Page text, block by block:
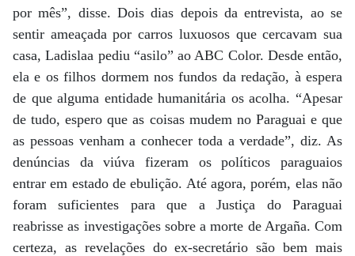
por mês”, disse. Dois dias depois da entrevista, ao se
sentir ameaçada por carros luxuosos que cercavam sua
casa, Ladislaa pediu “asilo” ao ABC Color. Desde então,
ela e os filhos dormem nos fundos da redação, à espera
de que alguma entidade humanitária os acolha. “Apesar
de tudo, espero que as coisas mudem no Paraguai e que
as pessoas venham a conhecer toda a verdade”, diz. As
denúncias da viúva fizeram os políticos paraguaios
entrar em estado de ebulição. Até agora, porém, elas não
foram suficientes para que a Justiça do Paraguai
reabrisse as investigações sobre a morte de Argaña. Com
certeza, as revelações do ex-secretário são bem mais